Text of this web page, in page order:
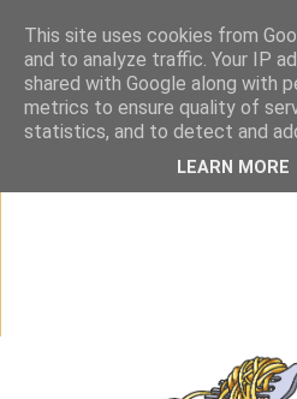
This site uses cookies from
and to analyze traffic. Your IP
shared with Google along with
metrics to ensure quality of
statistics, and to detect and
LEARN MORE